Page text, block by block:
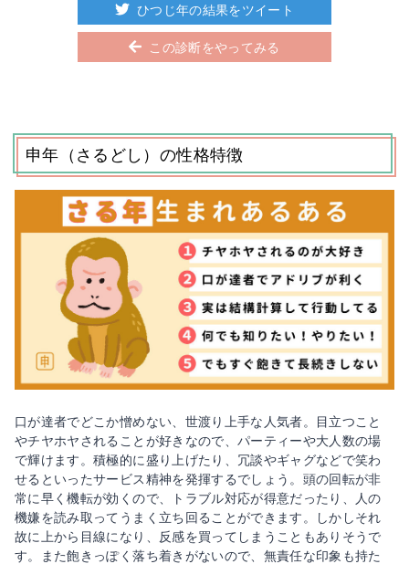
ひつじ年の結果をツイート
この診断をやってみる
申年（さるどし）の性格特徴
口が達者でどこか憎めない、世渡り上手な人気者。目立つこと
やチヤホヤされることが好きなので、パーティーや大人数の場
で輝けます。積極的に盛り上げたり、冗談やギャグなどで笑わ
せるといったサービス精神を発揮するでしょう。頭の回転が非
常に早く機転が効くので、トラブル対応が得意だったり、人の
機嫌を読み取ってうまく立ち回ることができます。しかしそれ
故に上から目線になり、反感を買ってしまうこともありそうで
す。また飽きっぽく落ち着きがないので、無責任な印象も持た